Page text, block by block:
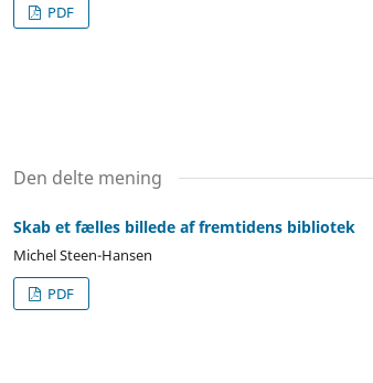
PDF
Den delte mening
Skab et fælles billede af fremtidens bibliotek
Michel Steen-Hansen
PDF